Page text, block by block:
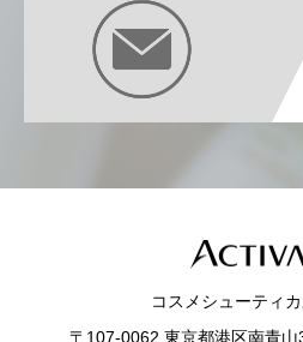
コスメシューティ
〒107-0062 東京都港区南青